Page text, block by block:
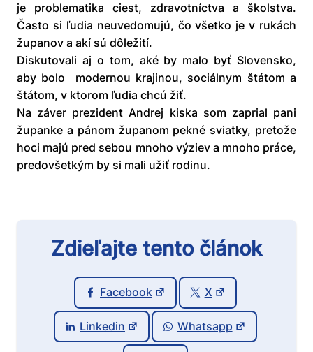
je problematika ciest, zdravotníctva a školstva.
Často si ľudia neuvedomujú, čo všetko je v rukách
županov a akí sú dôležití.
Diskutovali aj o tom, aké by malo byť Slovensko,
aby bolo modernou krajinou, sociálnym štátom a
štátom, v ktorom ľudia chcú žiť.
Na záver prezident Andrej kiska som zaprial pani
županke a pánom županom pekné sviatky, pretože
hoci majú pred sebou mnoho výziev a mnoho práce,
predovšetkým by si mali užiť rodinu.
Zdieľajte tento článok
Facebook X
Linkedin Whatsapp